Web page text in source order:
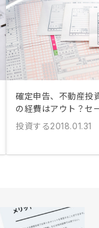
確定申告、不動産投
の経費はアウト？セ
投資する2018.01.31